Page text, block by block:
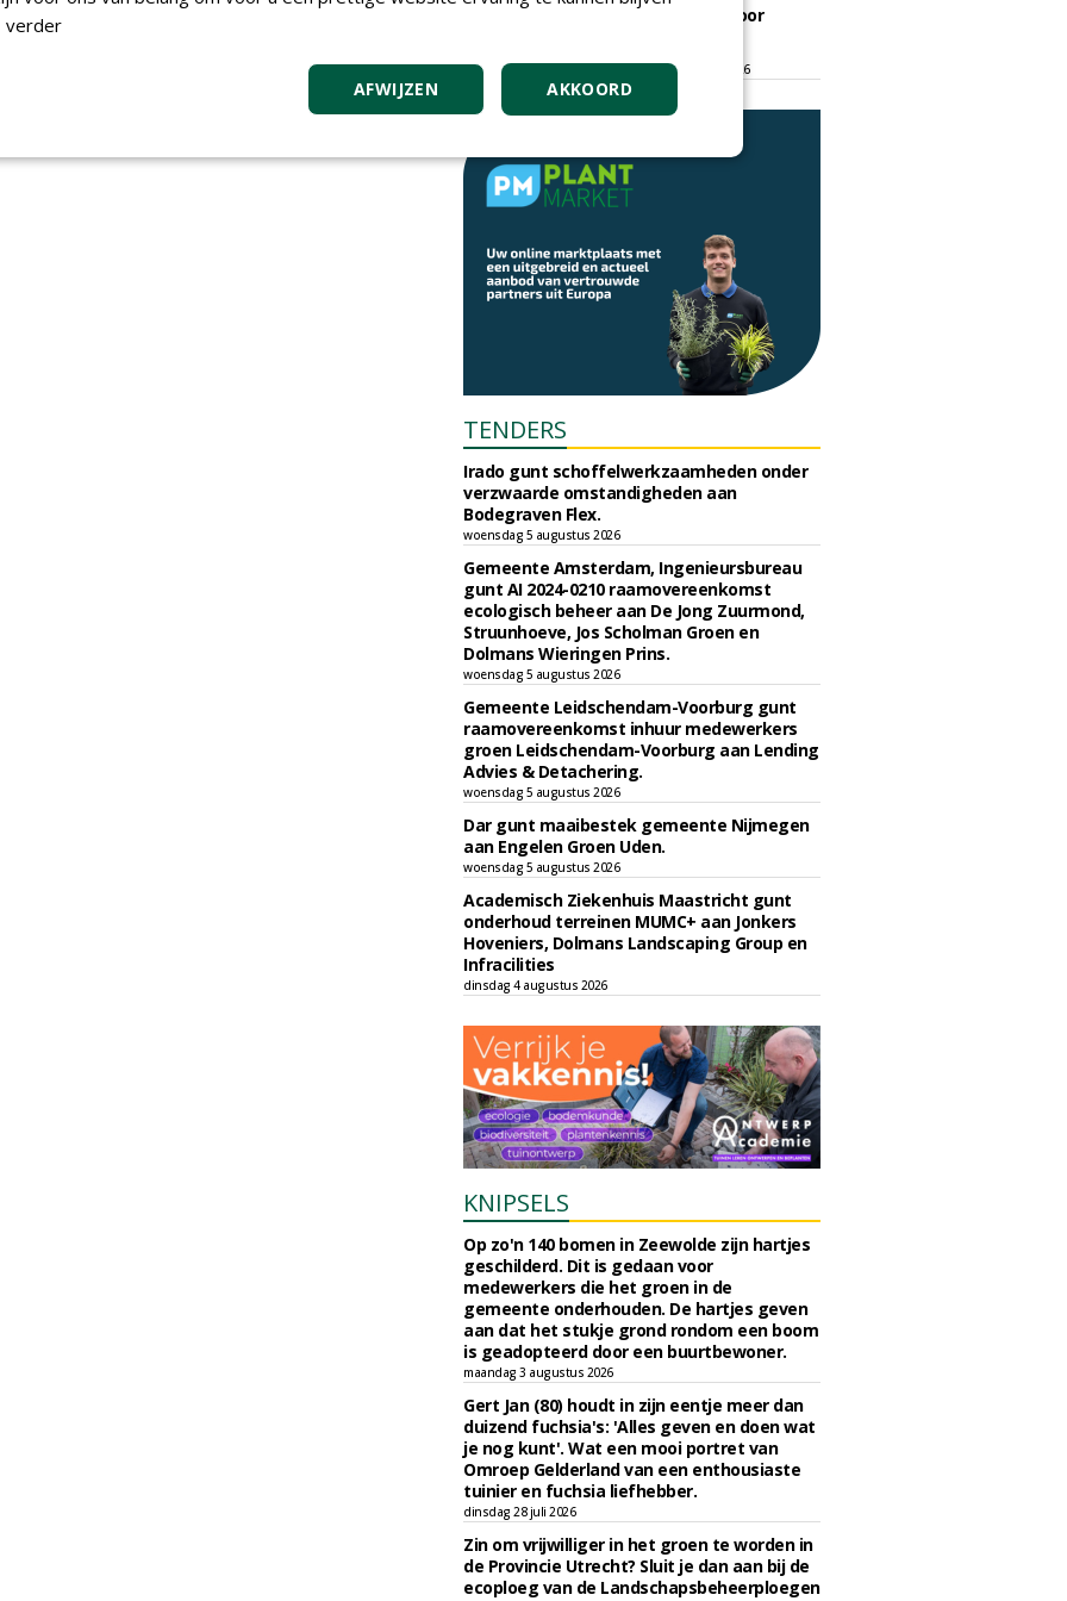
ontmoetingsplek voor
t/m vrijdag 18 september 2026
TENDERS
Irado gunt schoffelwerkzaamheden onder
verzwaarde omstandigheden aan
Bodegraven Flex.
woensdag 5 augustus 2026
Gemeente Amsterdam, Ingenieursbureau
gunt AI 2024-0210 raamovereenkomst
ecologisch beheer aan De Jong Zuurmond,
Struunhoeve, Jos Scholman Groen en
Dolmans Wieringen Prins.
woensdag 5 augustus 2026
Gemeente Leidschendam-Voorburg gunt
raamovereenkomst inhuur medewerkers
groen Leidschendam-Voorburg aan Lending
Advies & Detachering.
woensdag 5 augustus 2026
Dar gunt maaibestek gemeente Nijmegen
aan Engelen Groen Uden.
woensdag 5 augustus 2026
Academisch Ziekenhuis Maastricht gunt
onderhoud terreinen MUMC+ aan Jonkers
Hoveniers, Dolmans Landscaping Group en
Infracilities
dinsdag 4 augustus 2026
KNIPSELS
Op zo'n 140 bomen in Zeewolde zijn hartjes
geschilderd. Dit is gedaan voor
medewerkers die het groen in de
gemeente onderhouden. De hartjes geven
aan dat het stukje grond rondom een boom
is geadopteerd door een buurtbewoner.
maandag 3 augustus 2026
Gert Jan (80) houdt in zijn eentje meer dan
duizend fuchsia's: 'Alles geven en doen wat
je nog kunt'. Wat een mooi portret van
Omroep Gelderland van een enthousiaste
tuinier en fuchsia liefhebber.
dinsdag 28 juli 2026
Zin om vrijwilliger in het groen te worden in
de Provincie Utrecht? Sluit je dan aan bij de
ecoploeg van de Landschapsbeheerploegen
verder
AKKOORD
AFWIJZEN